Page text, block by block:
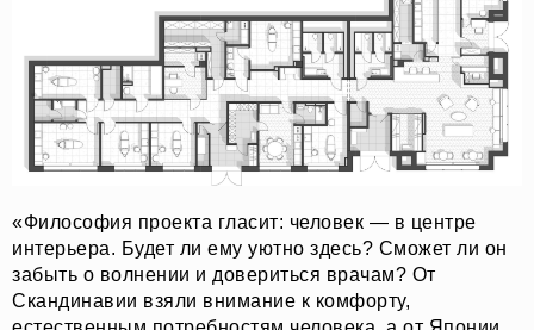
«‎Философия проекта гласит: человек — в центре
интерьера. Будет ли ему уютно здесь? Сможет ли он
забыть о волнении и довериться врачам? От
Скандинавии взяли внимание к комфорту,